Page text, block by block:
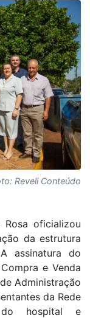
Reveli Conteúdo
oficializou
da estrutura
assinatura do
e Venda
Administração
da Rede
do hospital e